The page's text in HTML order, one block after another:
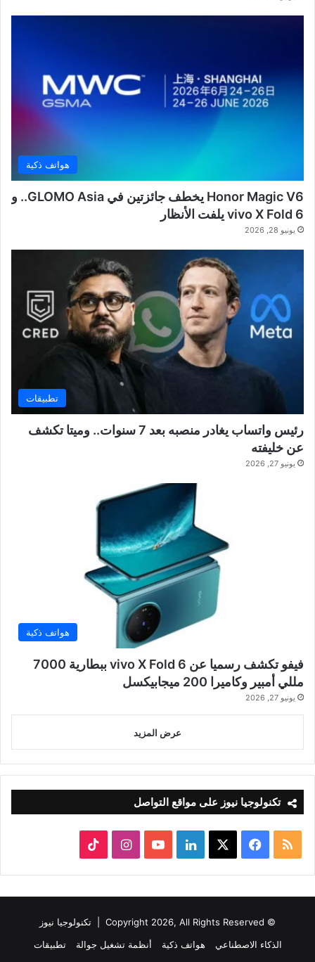
هواتف ذكية
Honor Magic V6 يخطف جائزتين في GLOMO Asia.. و
vivo X Fold 6 يلفت الأنظار
يونيو 28, 2026
تطبيقات
رئيس واتساب يغادر منصبه بعد 7 سنوات.. وميتا تكشف
عن خليفته
يونيو 27, 2026
هواتف ذكية
فيفو تكشف رسميا عن vivo X Fold 6 ببطارية 7000
مللي أمبير وكاميرا 200 ميجابيكسل
يونيو 27, 2026
عرض المزيد
تكنولوجيا نيوز على مواقع التواصل
ملخص
الموقع
RSS
فيسبوك لينكدإن‫YouTubeانستقرام
© Copyright 2026, All Rights Reserved |
تكنولوجيا نيوز
الذكاء الاصطناعي
هواتف ذكية أنظمة تشغيل جوالة
تطبيقات